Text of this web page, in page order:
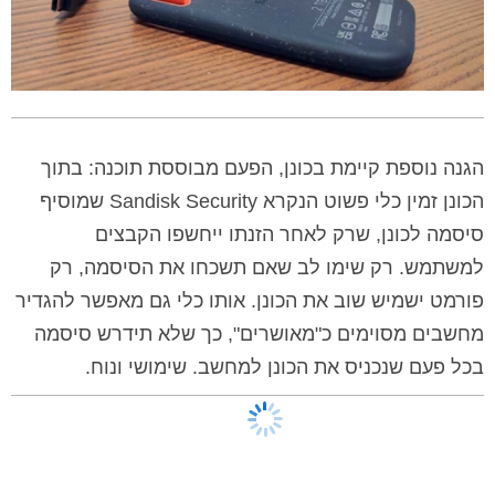
הגנה נוספת קיימת בכונן, הפעם מבוססת תוכנה: בתוך
הכונן זמין כלי פשוט הנקרא Sandisk Security שמוסיף
סיסמה לכונן, שרק לאחר הזנתו ייחשפו הקבצים
למשתמש. רק שימו לב שאם תשכחו את הסיסמה, רק
פורמט ישמיש שוב את הכונן. אותו כלי גם מאפשר להגדיר
מחשבים מסוימים כ"מאושרים", כך שלא תידרש סיסמה
בכל פעם שנכניס את הכונן למחשב. שימושי ונוח.